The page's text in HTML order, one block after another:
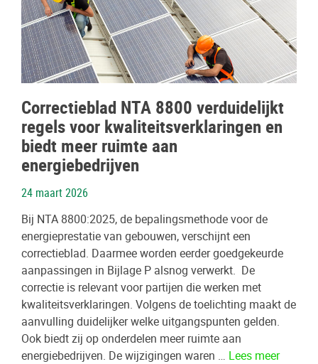
Correctieblad NTA 8800 verduidelijkt
regels voor kwaliteitsverklaringen en
biedt meer ruimte aan
energiebedrijven
24 maart 2026
Bij NTA 8800:2025, de bepalingsmethode voor de
energieprestatie van gebouwen, verschijnt een
correctieblad. Daarmee worden eerder goedgekeurde
aanpassingen in Bijlage P alsnog verwerkt. De
correctie is relevant voor partijen die werken met
kwaliteitsverklaringen. Volgens de toelichting maakt de
aanvulling duidelijker welke uitgangspunten gelden.
Ook biedt zij op onderdelen meer ruimte aan
energiebedrijven. De wijzigingen waren … Lees meer